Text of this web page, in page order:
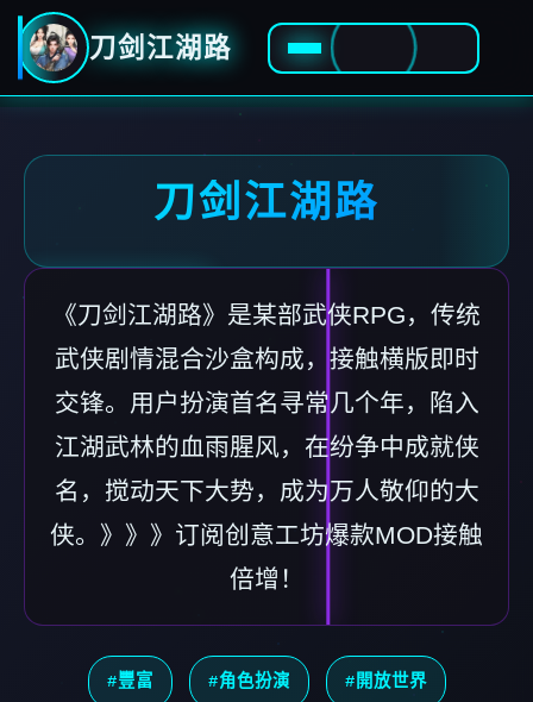
刀剑江湖路
刀剑江湖路
《刀剑江湖路》是某部武侠RPG，传统
武侠剧情混合沙盒构成，接触横版即时
交锋。用户扮演首名寻常几个年，陷入
江湖武林的血雨腥风，在纷争中成就侠
名，搅动天下大势，成为万人敬仰的大
侠。》》》订阅创意工坊爆款MOD接触
倍增！
#豐富 #角色扮演 #開放世界